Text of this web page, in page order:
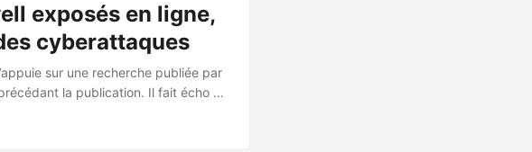
exposés en ligne,
cyberattaques
sur une recherche publiée par
la publication. Il fait écho à
d’eau et d’eaux usées